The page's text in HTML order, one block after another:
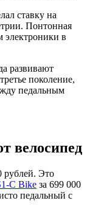
ставку на
Понтонная
электроники в
развивают
поколение,
педальным
велосипед
рублей. Это
C Bike за 699 000
педальный с